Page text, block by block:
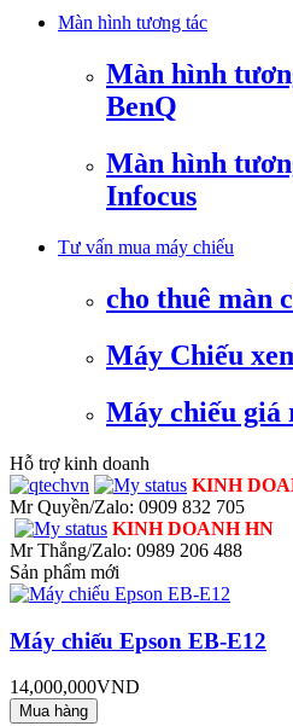
Màn hình tương tác
Màn hình
BenQ
Màn hình
Infocus
Tư vấn mua máy chiếu
cho thuê màn
Máy Chiếu
Máy chiếu giá
Hỗ trợ kinh doanh
KINH
Mr Quyền/Zalo: 0909 832 705
KINH DOANH HN
Mr Thắng/Zalo: 0989 206 488
Sản phẩm mới
Máy chiếu Epson EB-E12
14,000,000VND